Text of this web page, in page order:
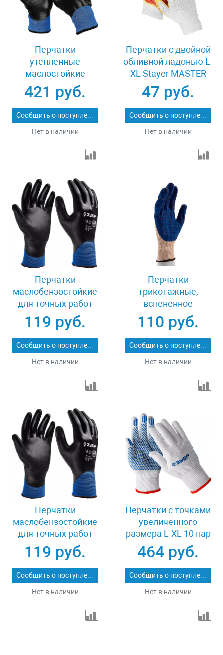
Перчатки
утепленные
маслостойкие
размер L-XL Зубр
АРКТИКА 11469-XL
421 руб.
Сообщить о поступлении
Нет в наличии
Перчатки c двойной
обливной ладонью L-
XL Stayer MASTER
11409-XL
47 руб.
Сообщить о поступлении
Нет в наличии
Перчатки
маслобензостойкие
для точных работ
размер L Зубр
МЕХАНИК+ 11279-L
119 руб.
Сообщить о поступлении
Нет в наличии
Перчатки
трикотажные,
вспененное
нитрильное
покрытие, размер L,
15 класс вязки
Сибртех 67873
110 руб.
Сообщить о поступлении
Нет в наличии
Перчатки
маслобензостойкие
для точных работ
размер XL Зубр
МЕХАНИК+ 11279-XL
119 руб.
Сообщить о поступлении
Нет в наличии
Перчатки с точками
увеличенного
размера L-XL 10 пар
Зубр ТОЧКА+ 11451-
K10
464 руб.
Сообщить о поступлении
Нет в наличии